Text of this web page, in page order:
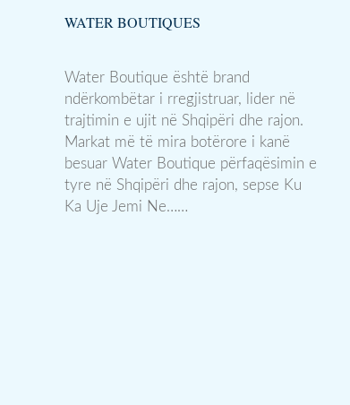
WATER BOUTIQUES
Water Boutique është brand
ndërkombëtar i rregjistruar, lider në
trajtimin e ujit në Shqipëri dhe rajon.
Markat më të mira botërore i kanë
besuar Water Boutique përfaqësimin e
tyre në Shqipëri dhe rajon, sepse Ku
Ka Uje Jemi Ne……